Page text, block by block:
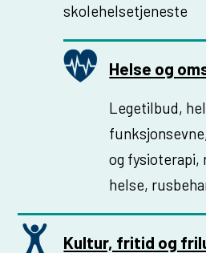
u
skole­helse­tjeneste
Helse og
Legetilbud,
og fysioterapi,
helse,
Kultur, fritid og